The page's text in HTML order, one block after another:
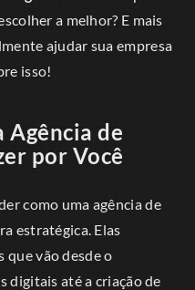
a melhor? E mais
ajudar sua empresa
isso!
Agência de
por Você
como uma agência de
estratégica. Elas
que vão desde o
digitais até a criação de